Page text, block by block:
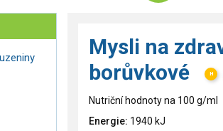
Mysli na
borůvkové
H
Nutriční hodnoty na 100 g/ml
Energie: 1940 kJ